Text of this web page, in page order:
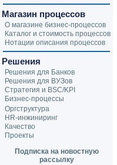
Магазин процессов
О магазине бизнес-процессов
Каталог и стоимость процессов
Нотации описания процессов
Решения
Решения для Банков
Решения для ВУЗов
Стратегия и BSC/KPI
Бизнес-процессы
Оргструктура
HR-инжиниринг
Качество
Проекты
Подписка на новостную
рассылку